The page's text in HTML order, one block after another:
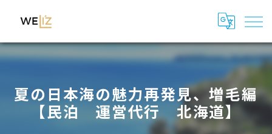
夏の日本海の魅力再発見、増毛編
【民泊 運営代行 北海道】